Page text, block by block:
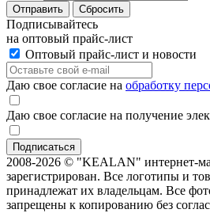
Отправить Сбросить
Подписывайтесь
на оптовый прайс-лист
Оптовый прайс-лист и новости
Даю свое согласие на обработку
Даю свое согласие на получение
2008-2026 © "KEALAN" интернет-
зарегистрирован. Все логотипы и
принадлежат их владельцам. Все
запрещены к копированию без